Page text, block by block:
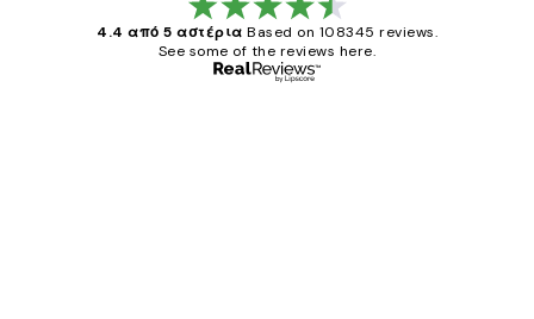
4.4 από 5 αστέρια Based on 108345 reviews.
See some of the reviews here.